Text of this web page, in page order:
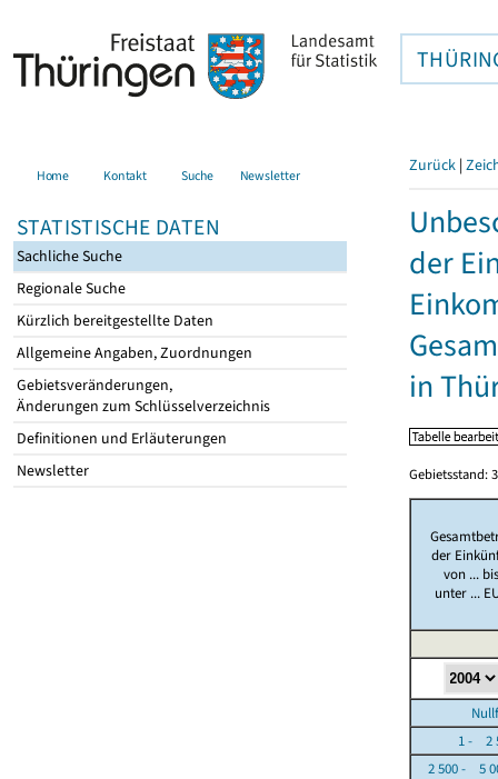
Home Kontakt Suche Newsletter
STATISTISCHE DATEN
Sachliche Suche
Regionale Suche
Kürzlich bereitgestellte Daten
Allgemeine Angaben, Zuordnungen
Gebietsveränderungen,
Änderungen zum Schlüsselverzeichnis
Definitionen und Erläuterungen
Newsletter
Zurück |
der
in
Gebietsstand:
der
von ...
unter ...
1 - 2
2 500 - 5